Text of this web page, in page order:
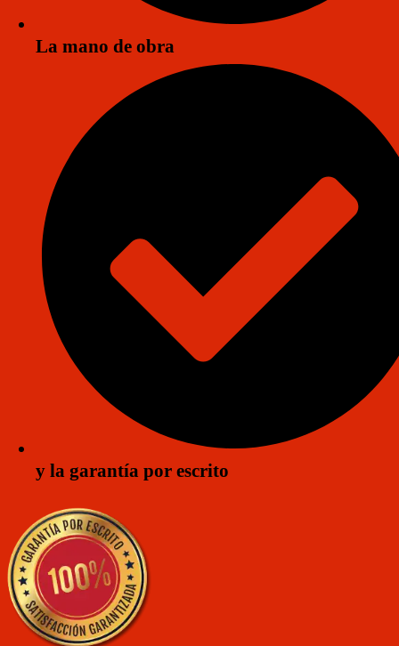
Una impermeabilización adecuada crea una barrera que resguarda
integridad del tanque y prolonga su vida útil.
Grupo Impergama Puerto Vallarta, ofrecemos productos
especializados para garantizar una protección confiable y duradera.
Enviar mensaje Llámanos: 33 1136 7681
La mano de obra
y la garantía por escrito